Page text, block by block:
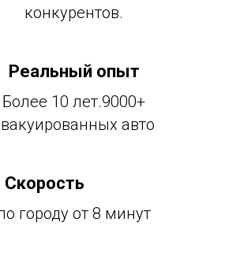
конкурентов.
Реальный опыт
Более 10 лет.9000+
авто
Скорость
городу от 8 минут